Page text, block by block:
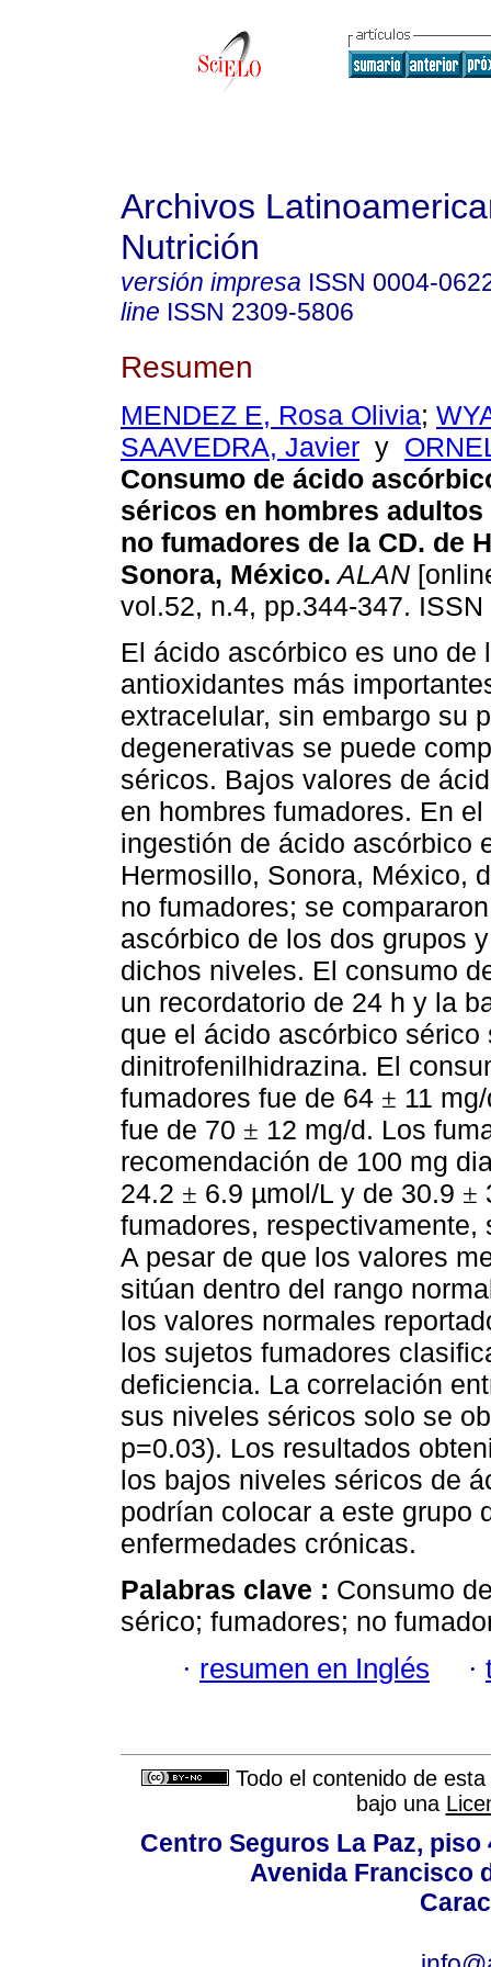
Archivos
Nutrición
versión impresa ISSN 0004-
line ISSN 2309-5806
Resumen
MENDEZ E, Rosa Olivia;
SAAVEDRA, Javier y
Consumo de ácido
séricos en hombres
no fumadores de la CD. de
Sonora, México. ALAN
vol.52, n.4, pp.344-347.
El ácido ascórbico es uno de
antioxidantes más
extracelular, sin embargo su
degenerativas se puede
séricos. Bajos valores de
en hombres fumadores. En
ingestión de ácido ascórbico
Hermosillo, Sonora, México,
no fumadores; se
ascórbico de los dos grupos
dichos niveles. El consumo
un recordatorio de 24 h y la
que el ácido ascórbico
dinitrofenilhidrazina. El
fumadores fue de 64 ± 11
fue de 70 ± 12 mg/d. Los
recomendación de 100 mg
24.2 ± 6.9 µmol/L y de 30.9 ±
fumadores,
A pesar de que los valores
sitúan dentro del rango
los valores normales
los sujetos fumadores
deficiencia. La correlación
sus niveles séricos solo se
p=0.03). Los resultados
los bajos niveles séricos de
podrían colocar a este grupo
enfermedades crónicas.
Palabras clave : Consumo
sérico; fumadores; no
· resumen en Inglés ·
Todo el contenido de
bajo una
Centro Seguros La Paz,
Avenida Francisco